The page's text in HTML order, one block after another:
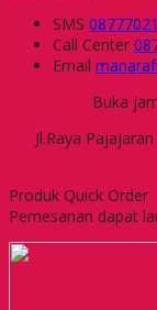
SMS
Call Center
Email
Buka
Jl.Raya
Produk Quick Order
Pemesanan dapat